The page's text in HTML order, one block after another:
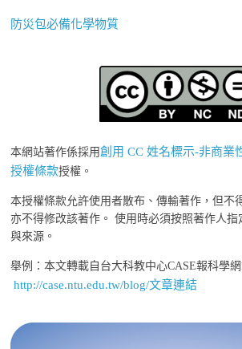
防災包必備化學物質
本網站著作係採用創用 CC 姓名標示-非商業
授權條款授權。
本授權條款允許使用者散布、傳輸著作，但不
亦不得修改該著作。 使用時必須按照著作人指
與來源。
舉例：本文轉載自台大科教中心CASE報科學
http://case.ntu.edu.tw/blog/文章連結